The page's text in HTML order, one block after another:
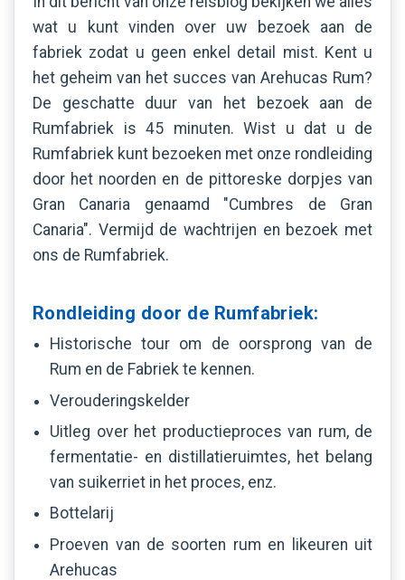
wat u kunt vinden over uw bezoek aan de
fabriek zodat u geen enkel detail mist. Kent u
het geheim van het succes van Arehucas Rum?
De geschatte duur van het bezoek aan de
Rumfabriek is 45 minuten. Wist u dat u de
Rumfabriek kunt bezoeken met onze rondleiding
door het noorden en de pittoreske dorpjes van
Gran Canaria genaamd "Cumbres de Gran
Canaria". Vermijd de wachtrijen en bezoek met
ons de Rumfabriek.
Rondleiding door de Rumfabriek:
Historische tour om de oorsprong van de
Rum en de Fabriek te kennen.
Verouderingskelder
Uitleg over het productieproces van rum, de
fermentatie- en distillatieruimtes, het belang
van suikerriet in het proces, enz.
Bottelarij
Proeven van de soorten rum en likeuren uit
Arehucas